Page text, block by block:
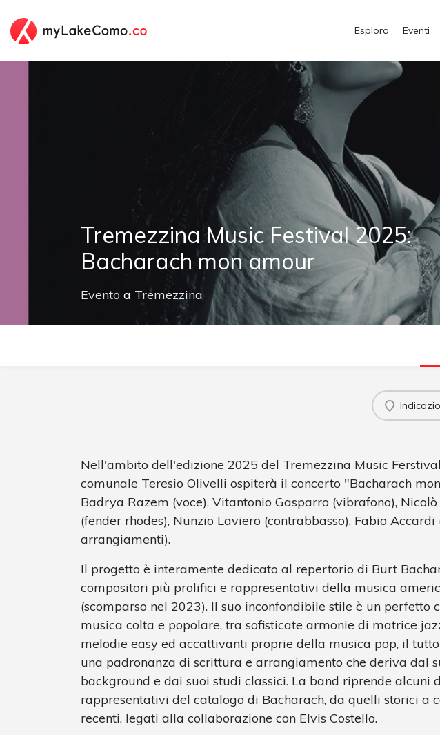
Esplora Eventi
Tremezzina Music Festival 2025:
Bacharach mon amour
Evento a Tremezzina
Nell'ambito dell'edizione 2025 del Tremezzina Music
comunale Teresio Olivelli ospiterà il concerto "Bacharach
Badrya Razem (voce), Vitantonio Gasparro (vibrafono),
(fender rhodes), Nunzio Laviero (contrabbasso), Fabio
arrangiamenti).
Il progetto è interamente dedicato al repertorio di Burt
compositori più prolifici e rappresentativi della musica
(scomparso nel 2023). Il suo inconfondibile stile è un perfetto
musica colta e popolare, tra sofisticate armonie di matrice
melodie easy ed accattivanti proprie della musica pop, il
una padronanza di scrittura e arrangiamento che deriva dal
background e dai suoi studi classici. La band riprende alcuni
rappresentativi del catalogo di Bacharach, da quelli storici a
recenti, legati alla collaborazione con Elvis Costello.